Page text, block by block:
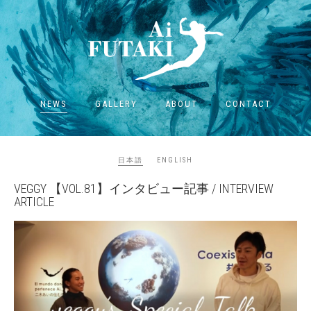
NEWS GALLERY ABOUT CONTACT
日本語 ENGLISH
VEGGY 【VOL.81】インタビュー記事 / INTERVIEW
ARTICLE